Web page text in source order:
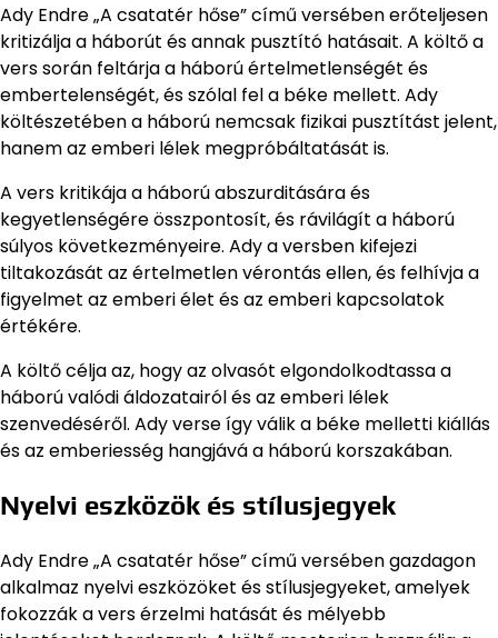
Ady Endre „A csatatér hőse” című versében erőteljesen
kritizálja a háborút és annak pusztító hatásait. A költő a
vers során feltárja a háború értelmetlenségét és
embertelenségét, és szólal fel a béke mellett. Ady
költészetében a háború nemcsak fizikai pusztítást jelent,
hanem az emberi lélek megpróbáltatását is.
A vers kritikája a háború abszurditására és
kegyetlenségére összpontosít, és rávilágít a háború
súlyos következményeire. Ady a versben kifejezi
tiltakozását az értelmetlen vérontás ellen, és felhívja a
figyelmet az emberi élet és az emberi kapcsolatok
értékére.
A költő célja az, hogy az olvasót elgondolkodtassa a
háború valódi áldozatairól és az emberi lélek
szenvedéséről. Ady verse így válik a béke melletti kiállás
és az emberiesség hangjává a háború korszakában.
Nyelvi eszközök és stílusjegyek
Ady Endre „A csatatér hőse” című versében gazdagon
alkalmaz nyelvi eszközöket és stílusjegyeket, amelyek
fokozzák a vers érzelmi hatását és mélyebb